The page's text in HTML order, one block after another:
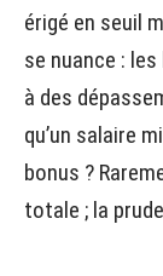
érigé en seuil
se nuance :
à des
qu’un salaire
bonus ?
totale ; la